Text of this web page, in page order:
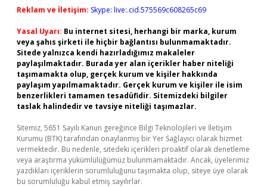
Reklam ve İletişim: Skype: live:.cid.575569c608265c69
Yasal Uyarı: Bu internet sitesi, herhangi bir marka, kurum
veya şahıs şirketi ile hiçbir bağlantısı bulunmamaktadır.
Sitede yalnızca kendi hazırladığımız makaleler
paylaşılmaktadır. Burada yer alan içerikler haber niteliği
taşımamakta olup, gerçek kurum ve kişiler hakkında
paylaşım yapılmamaktadır. Gerçek kurum ve kişiler ile isim
benzerlikleri tamamen tesadüfidir. Sitemizdeki bilgiler
taslak halindedir ve tavsiye niteliği taşımazlar.
Sitemiz, 5651 Sayılı Kanun gereğince Bilgi Teknolojileri ve İletişim
Kurumu (BTK) tarafından onaylanmış bir Yer Sağlayıcı olarak hizmet
vermektedir. Bu nedenle, sitedeki içerikleri proaktif olarak denetleme
veya araştırma yükümlülüğümüz bulunmamaktadır. Ancak, üyelerimiz
yazdıkları içeriklerin sorumluluğunu taşımakta olup, siteye üye olarak
bu sorumluluğu kabul etmiş sayılırlar.